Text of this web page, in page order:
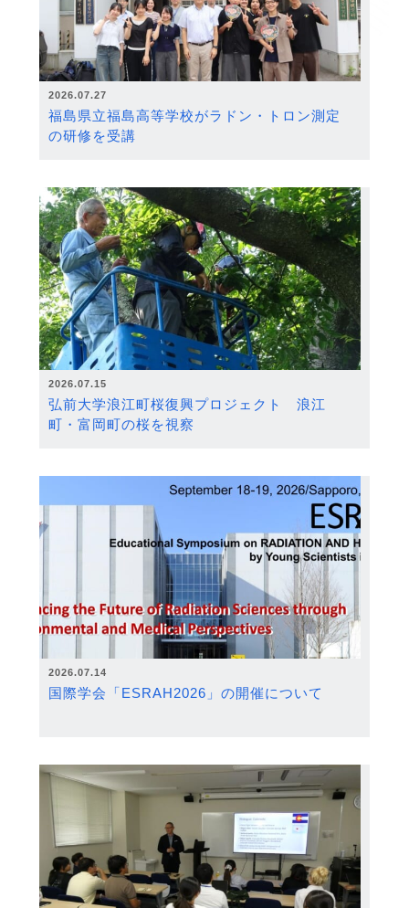
2026.07.27
福島県立福島高等学校がラドン・トロン測定
の研修を受講
2026.07.15
弘前大学浪江町桜復興プロジェクト 浪江
町・富岡町の桜を視察
2026.07.14
国際学会「ESRAH2026」の開催について